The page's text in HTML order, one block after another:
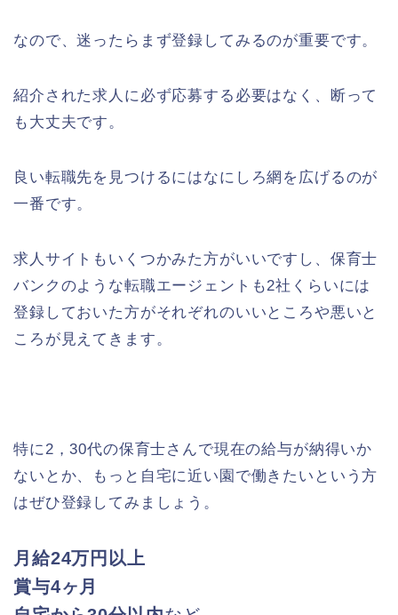
なので、迷ったらまず登録してみるのが重要です。
紹介された求人に必ず応募する必要はなく、断って
も大丈夫です。
良い転職先を見つけるにはなにしろ網を広げるのが
一番です。
求人サイトもいくつかみた方がいいですし、保育士
バンクのような転職エージェントも2社くらいには
登録しておいた方がそれぞれのいいところや悪いと
ころが見えてきます。
特に2，30代の保育士さんで現在の給与が納得いか
ないとか、もっと自宅に近い園で働きたいという方
はぜひ登録してみましょう。
月給24万円以上
賞与4ヶ月